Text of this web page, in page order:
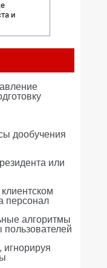
и
дообучения
или
персонал
алгоритмы